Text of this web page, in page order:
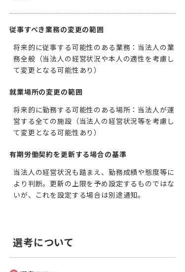
従事すべき業務の変更の範囲
将来的に従事する可能性のある業務：当法人の業
務全般（当法人の経営状況や本人の適性を考慮し
て変更となる可能性あり）
就業場所の変更の範囲
将来的に勤務する可能性のある場所：当法人が運
営する全ての施設（当法人の経営状況等を考慮し
て変更となる可能性あり）
有期労働契約を更新する場合の基準
当法人の経営状況も踏まえ、勤務成績や態度等に
より判断。更新の上限を予め設定するものではな
いが、これを設定する場合は別途通知。
選考について